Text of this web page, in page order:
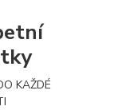
KAŽDÉ